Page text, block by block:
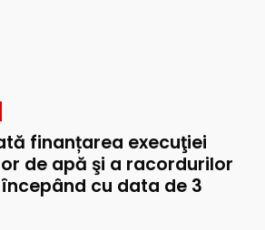
finanțarea execuţiei
de apă şi a racordurilor
cu data de 3